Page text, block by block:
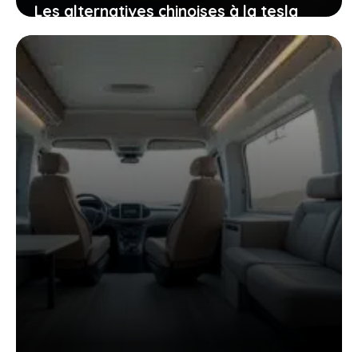
Les alternatives chinoises à la tesla
model 3 qui vont vous surprendre côté
prix et performances
17 mars 2026